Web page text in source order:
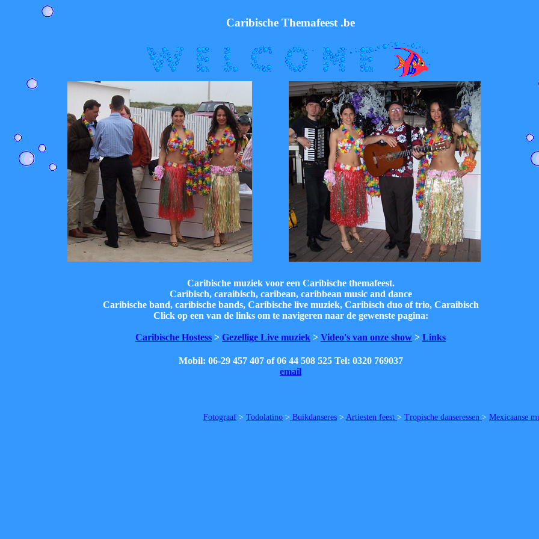
Caribische Themafeest .be
Caribische muziek voor een Caribische themafeest.
Caribisch, caraibisch, caribean, caribbean music and dance
Caribische band, caribische bands, Caribische live muziek, Caribisch duo of trio, Caraibisch
Click op een van de links om te navigeren naar de gewenste pagina:
Caribische Hostess > Gezellige Live muziek > Video's van onze show > Links
Mobil: 06-29 457 407 of 06 44 508 525 Tel: 0320 769037
email
Fotograaf > Todolatino > Buikdanseres > Artiesten feest > Tropische danseressen > Mexicaanse